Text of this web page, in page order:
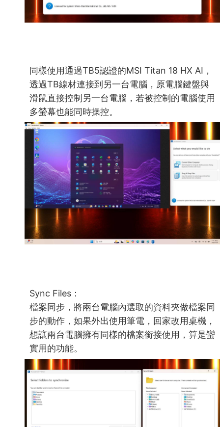
同樣使用通過TB5認證的MSI Titan 18 HX AI，
透過TB線材連接到另一台電腦，原電腦鍵盤與
滑鼠直接控制另一台電腦，若被控制的電腦使用
多螢幕也能同時操控。
Sync Files：
檔案同步，將兩台電腦內選取的資料夾做檔案同
步的動作，如果外出使用筆電，回家改用桌機，
想讓兩台電腦擁有同樣的檔案銜接使用，算是蠻
實用的功能。